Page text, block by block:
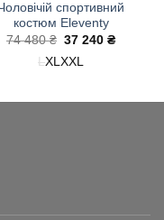
спортивний
костюм Eleventy
74 480₴ Оригінальна
74
37 240₴Поточна
LXL XXL